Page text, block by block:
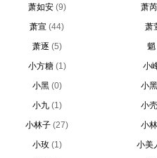
萧如安 (9)
萧
萧宣 (44)
萧
萧逐 (5)
魈
小方糖 (1)
小
小黑 (0)
小
小九 (1)
小
小林子 (27)
小
小玫 (1)
小美